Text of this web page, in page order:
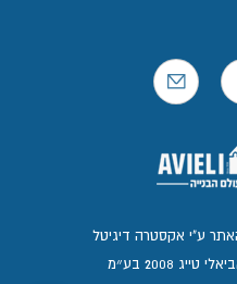
2008 בע״מ
ע"י אקסטרה דיגיטל